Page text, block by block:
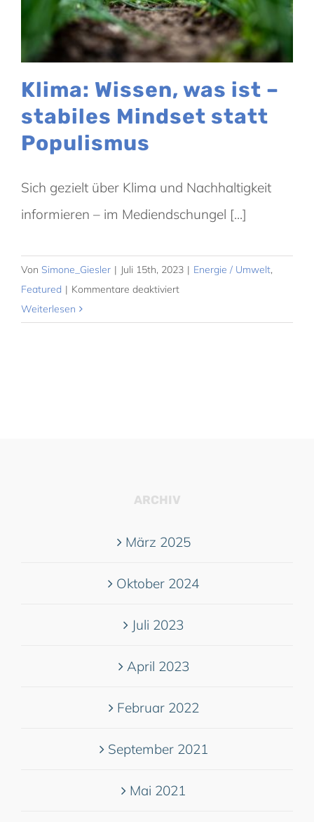
Klima: Wissen, was ist –
stabiles Mindset statt
Populismus
Sich gezielt über Klima und Nachhaltigkeit
informieren – im Mediendschungel [...]
Von Simone_Giesler | Juli 15th, 2023 | Energie / Umwelt,
Featured | Kommentare deaktiviertfür
Weiterlesen
ARCHIV
März 2025
Oktober 2024
Juli 2023
April 2023
Februar 2022
September 2021
Mai 2021